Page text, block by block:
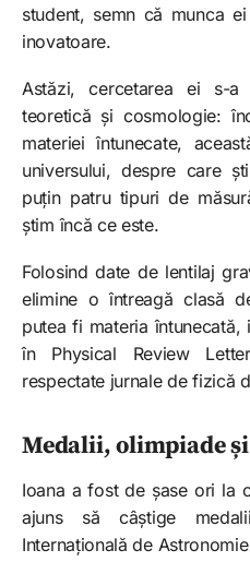
student, semn că munca
inovatoare.
Astăzi, cercetarea ei s-
teoretică și cosmologie:
materiei întunecate,
universului, despre care
puțin patru tipuri de
știm încă ce este.
Folosind date de lentilaj
elimine o întreagă clasă
putea fi materia
în Physical Review
respectate jurnale de fizică
Medalii, olimpiade
Ioana a fost de șase ori la
ajuns să câștige
Internațională de